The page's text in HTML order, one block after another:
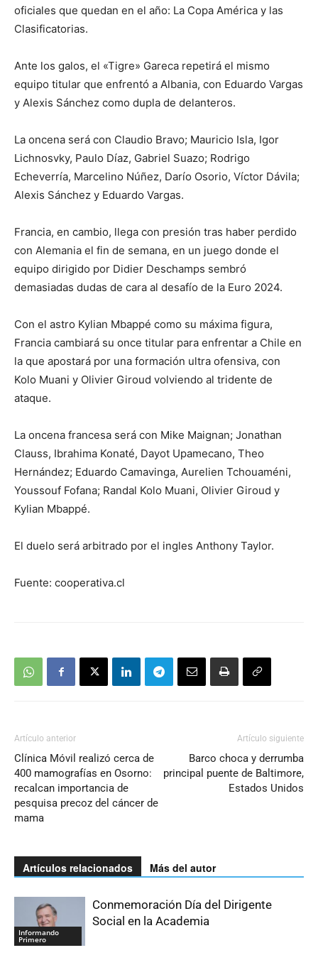
oficiales que quedan en el año: La Copa América y las
Clasificatorias.
Ante los galos, el «Tigre» Gareca repetirá el mismo
equipo titular que enfrentó a Albania, con Eduardo Vargas
y Alexis Sánchez como dupla de delanteros.
La oncena será con Claudio Bravo; Mauricio Isla, Igor
Lichnosvky, Paulo Díaz, Gabriel Suazo; Rodrigo
Echeverría, Marcelino Núñez, Darío Osorio, Víctor Dávila;
Alexis Sánchez y Eduardo Vargas.
Francia, en cambio, llega con presión tras haber perdido
con Alemania el fin de semana, en un juego donde el
equipo dirigido por Didier Deschamps sembró
demasiadas dudas de cara al desafío de la Euro 2024.
Con el astro Kylian Mbappé como su máxima figura,
Francia cambiará su once titular para enfrentar a Chile en
la que apostará por una formación ultra ofensiva, con
Kolo Muani y Olivier Giroud volviendo al tridente de
ataque.
La oncena francesa será con Mike Maignan; Jonathan
Clauss, Ibrahima Konaté, Dayot Upamecano, Theo
Hernández; Eduardo Camavinga, Aurelien Tchouaméni,
Youssouf Fofana; Randal Kolo Muani, Olivier Giroud y
Kylian Mbappé.
El duelo será arbitrado por el ingles Anthony Taylor.
Fuente: cooperativa.cl
Artículo anterior
Clínica Móvil realizó cerca de
400 mamografías en Osorno:
recalcan importancia de
pesquisa precoz del cáncer de
mama
Artículo siguiente
Barco choca y derrumba
principal puente de Baltimore,
Estados Unidos
Artículos relacionados Más del autor
Informando
Primero
Conmemoración Día del Dirigente
Social en la Academia